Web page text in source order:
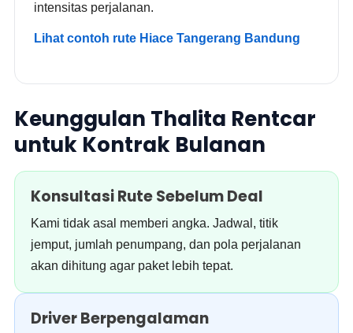
intensitas perjalanan.
Lihat contoh rute Hiace Tangerang Bandung
Keunggulan Thalita Rentcar
untuk Kontrak Bulanan
Konsultasi Rute Sebelum Deal
Kami tidak asal memberi angka. Jadwal, titik
jemput, jumlah penumpang, dan pola perjalanan
akan dihitung agar paket lebih tepat.
Driver Berpengalaman